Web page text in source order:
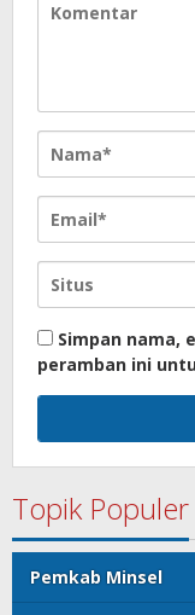
Simpan nama,
peramban ini
Topik Populer
Pemkab Minsel